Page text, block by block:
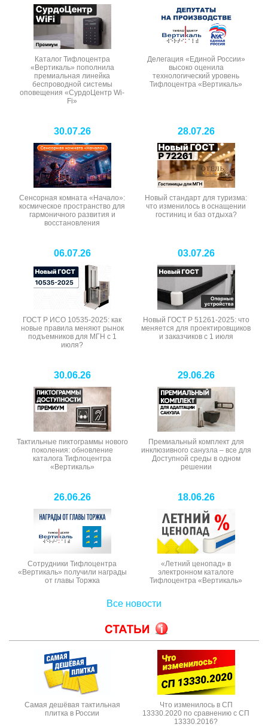
Каталог Тифлоцентра
«Вертикаль» пополнила
премиальная линейка
беспроводной системы
оповещения «СурдоЦентр Wi-
Fi»
Делегация «Единой России»
высоко оценила
технологический уровень
Тифлоцентра «Вертикаль»
30.07.26
Сенсорная комната «Начало»:
космическое пространство для
гармоничного развития и
восстановления
28.07.26
Новый стандарт для туризма:
что изменилось в оснащении
гостиниц и баз отдыха?
06.07.26
ГОСТ Р ИСО 10535-2025: как
новые правила меняют рынок
подъемников для МГН с 1
июля?
03.07.26
Новый ГОСТ Р 51261-2025: что
меняется для проектировщиков
и заказчиков с 1 июля
30.06.26
Тактильные пиктограммы нового
поколения: обновление
каталога Тифлоцентра
«Вертикаль»
29.06.26
Премиальный комплект для
инклюзивного санузла – все для
Доступной среды в одном
решении
26.06.26
Сотрудники Тифлоцентра
«Вертикаль» получили награды
от главы Торжка
18.06.26
«Летний ценопад» в
электронном каталоге
Тифлоцентра «Вертикаль»
Все новости
Самая дешёвая тактильная
плитка в России
Что изменилось в СП
13330.2020 по сравнению с СП
13330.2016?